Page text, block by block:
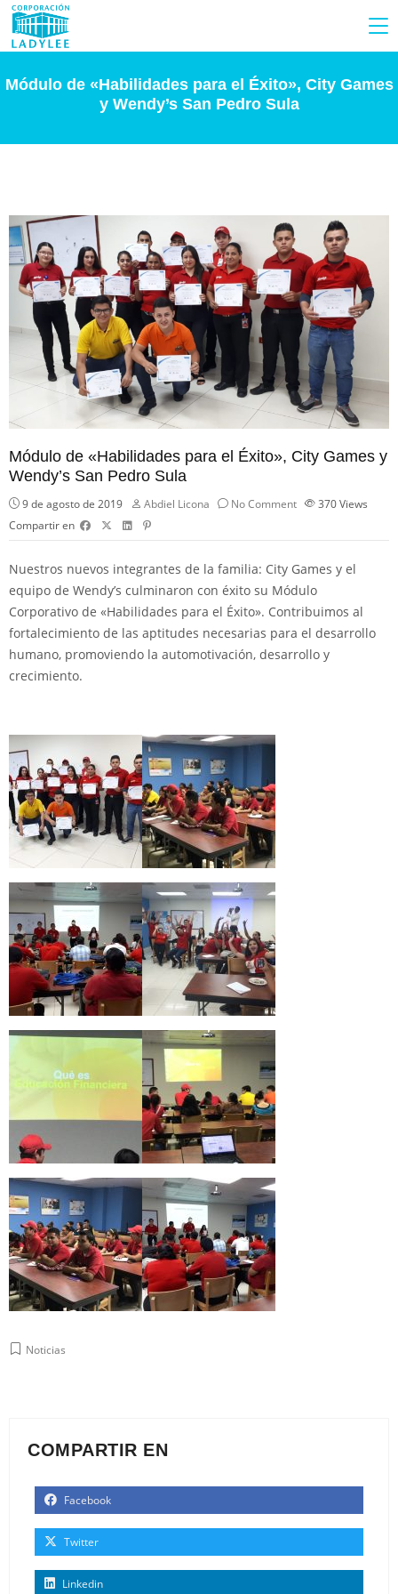
Módulo de «Habilidades para el Éxito», City Games
y Wendy’s San Pedro Sula
Módulo de «Habilidades para el Éxito», City Games y
Wendy’s San Pedro Sula
9 de agosto de 2019 Abdiel Licona No Comment 370Views
Compartir en
Nuestros nuevos integrantes de la familia: City Games y el
equipo de Wendy’s culminaron con éxito su Módulo
Corporativo de «Habilidades para el Éxito». Contribuimos al
fortalecimiento de las aptitudes necesarias para el desarrollo
humano, promoviendo la automotivación, desarrollo y
crecimiento.
Noticias
COMPARTIR EN
Facebook
Twitter
Linkedin